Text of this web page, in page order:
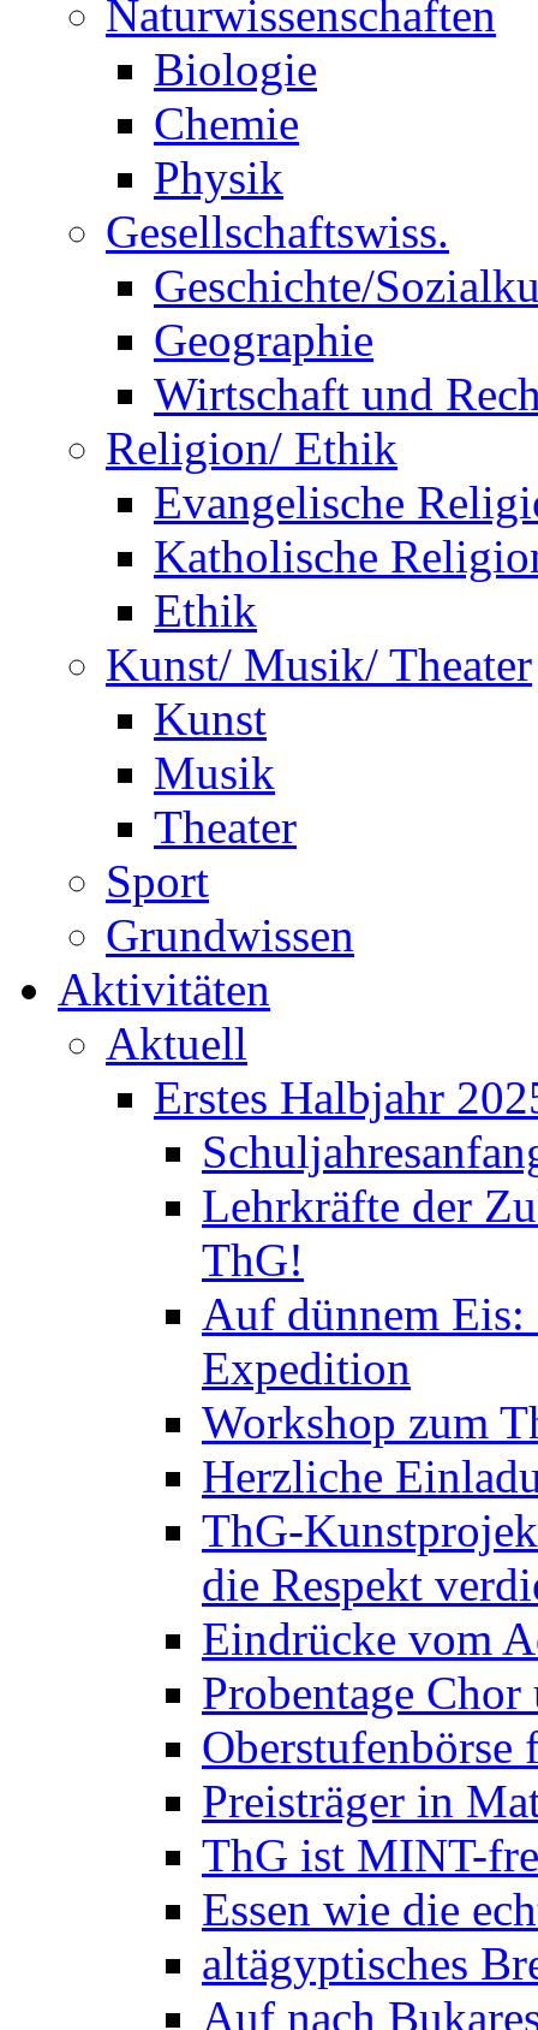
Naturwissenschaften
Biologie
Chemie
Physik
Gesellschaftswiss.
Geschichte/
Geographie
Wirtschaft und
Religion/ Ethik
Evangelische
Katholische
Ethik
Kunst/ Musik/ Theater
Kunst
Musik
Theater
Sport
Grundwissen
Aktivitäten
Aktuell
Erstes Halbjahr
Lehrkräfte der
ThG!
Auf dünnem
Expedition
Workshop zum
Herzliche
ThG-
die Respekt
Eindrücke vom
Probentage
Preisträger in
ThG ist MINT-
Essen wie die
altägyptisches
Auf nach